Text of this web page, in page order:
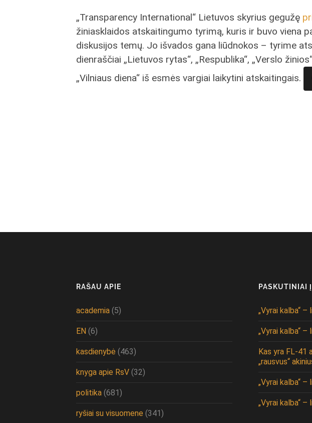
„Transparency International“ Lietuvos skyrius gegužę
žiniasklaidos atskaitingumo tyrimą, kuris ir buvo viena
diskusijos temų. Jo išvados gana liūdnokos – tyrime
dienraščiai „Lietuvos rytas“, „Respublika“, „Verslo
„Vilniaus diena“ iš esmės vargiai laikytini atskaitingais.
RAŠAU APIE
academia (5)
EN (6)
kasdienybė (463)
knyga apie RsV (32)
politika (681)
ryšiai su visuomene (341)
PASKUTINIAI
„Vyrai kalba“
„Vyrai kalba“
Kas yra FL-41
„rausvus“
„Vyrai kalba“
„Vyrai kalba“